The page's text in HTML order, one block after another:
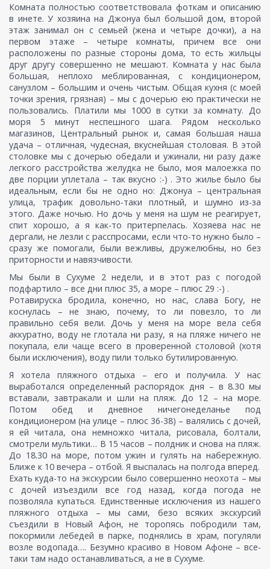
Комната полностью соответствовала фоткам и описанию
в инете. У хозяина на Джонуа был большой дом, второй
этаж занимал он с семьей (жена и четыре дочки), а на
первом этаже – четыре комнаты, причем все они
расположены по разные стороны дома, то есть жильцы
друг другу совершенно не мешают. Комната у нас была
большая, неплохо меблированная, с кондиционером,
санузлом – большим и очень чистым. Общая кухня (с моей
точки зрения, грязная) – мы с дочерью ею практически не
пользовались. Платили мы 1000 в сутки за комнату. До
моря 5 минут неспешного шага. Рядом несколько
магазинов, Центральный рынок и, самая большая наша
удача – отличная, чудесная, вкуснейшая столовая. В этой
столовке мы с дочерью обедали и ужинали, ни разу даже
легкого расстройства желудка не было, моя малоежка по
две порции уплетала – так вкусно :-) . Это жилье было бы
идеальным, если бы не одно но: Джонуа – центральная
улица, трафик довольно-таки плотный, и шумно из-за
этого. Даже ночью. Но дочь у меня на шум не реагирует,
спит хорошо, а я как-то притерпелась. Хозяева нас не
дергали, не лезли с расспросами, если что-то нужно было –
сразу же помогали, были вежливы, дружелюбны, но без
приторности и навязчивости.
Мы были в Сухуме 2 недели, и в этот раз с погодой
подфартило – все дни плюс 35, а море – плюс 29 :-) .
Ротавируска бродила, конечно, но нас, слава Богу, не
коснулась – не знаю, почему, то ли повезло, то ли
правильно себя вели. Дочь у меня на море вела себя
аккуратно, воду не глотала ни разу, я на пляже ничего не
покупала, ели чаще всего в проверенной столовой (хотя
были исключения), воду пили только бутилированную.
Я хотела пляжного отдыха – его и получила. У нас
выработался определенный распорядок дня – в 8.30 мы
вставали, завтракали и шли на пляж. До 12 – на море.
Потом обед и дневное ничегонеделанье под
кондиционером (на улице – плюс 36-38) – валялись с дочей,
я ей читала, она немножко читала, рисовала, болтали,
смотрели мультики… В 15 часов – полдник и снова на пляж.
До 18.30 на море, потом ужин и гулять на набережную.
Ближе к 10 вечера – отбой. Я выспалась на полгода вперед.
Ехать куда-то на экскурсии было совершенно неохота – мы
с дочей изъездили все год назад, когда погода не
позволяла купаться. Единственные исключения из нашего
пляжного отдыха – мы сами, безо всяких экскурсий
съездили в Новый Афон, не торопясь побродили там,
покормили лебедей в парке, поднялись в храм, погуляли
возле водопада…. Безумно красиво в Новом Афоне – все-
таки там надо останавливаться, а не в Сухуме.